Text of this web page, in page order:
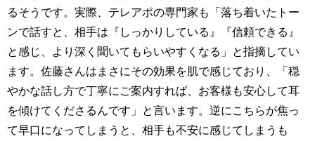
るそうです。実際、テレアポの専門家も「落ち着いたトー
ンで話すと、相手は『しっかりしている』『信頼できる』
と感じ、より深く聞いてもらいやすくなる」と指摘してい
ます。佐藤さんはまさにその効果を肌で感じており、「穏
やかな話し方で丁寧にご案内すれば、お客様も安心して耳
を傾けてくださるんです」と言います。逆にこちらが焦っ
て早口になってしまうと、相手も不安に感じてしまうも